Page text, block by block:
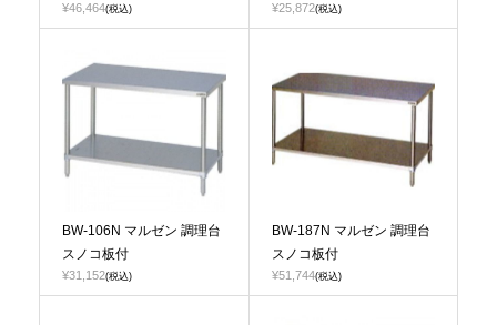
¥46,464(税込) ¥25,872(税込)
BW-106N マルゼン 調理台
スノコ板付
¥31,152(税込)
BW-187N マルゼン 調理台
スノコ板付
¥51,744(税込)